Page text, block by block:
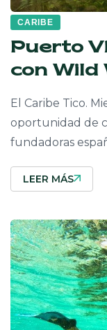
CARIBE
Puerto
con Wild
El Caribe Tico.
oportunidad de
fundadoras
LEER MÁS